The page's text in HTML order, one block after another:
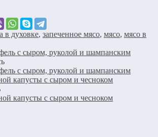
в духовке, запеченное мясо, мясо, мясо в
с сыром, руколой и шампанским
с сыром, руколой и шампанским
капусты с сыром и чесноком
капусты с сыром и чесноком